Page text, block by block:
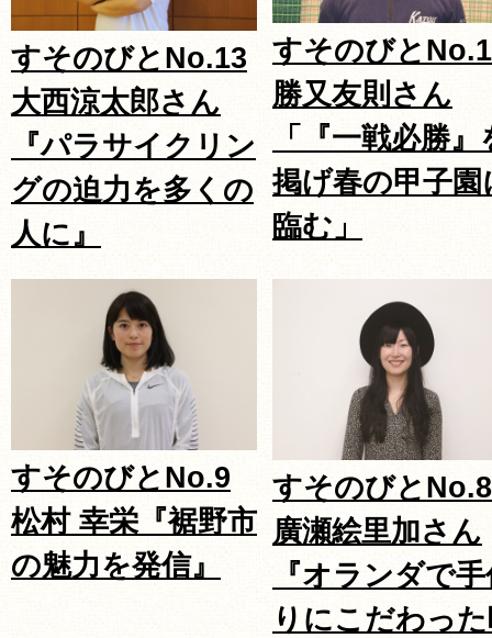
すそのびとNo.13
大西涼太郎さん
『パラサイクリン
グの迫力を多くの
人に』
すそのびと
勝又友則さん
「『一戦必勝』
掲げ春の甲子園
臨む」
すそのびとNo.9
松村 幸栄『裾野市
の魅力を発信』
すそのびとNo.8
廣瀬絵里加さん
『オランダで
りにこだわっ